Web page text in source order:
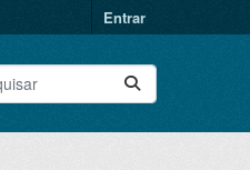
Entrar